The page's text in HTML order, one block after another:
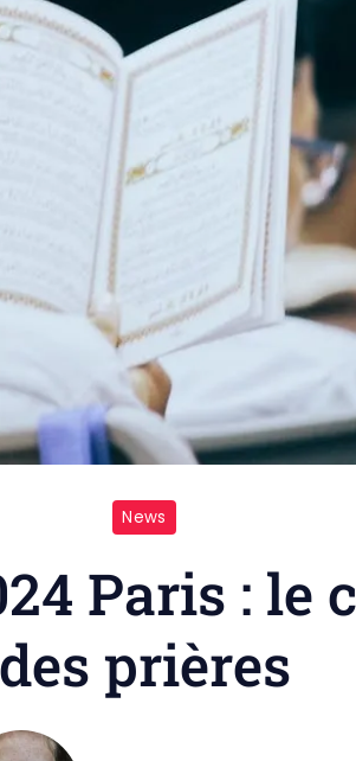
News
Paris : le
des prières